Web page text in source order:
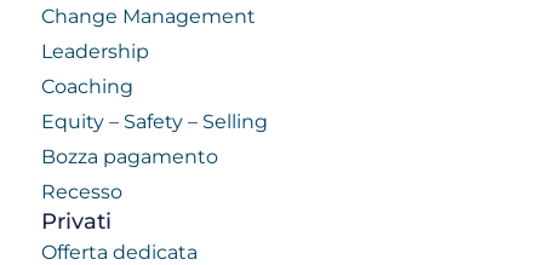
Change Management
Leadership
Coaching
Equity – Safety – Selling
Bozza pagamento
Recesso
Privati
Offerta dedicata